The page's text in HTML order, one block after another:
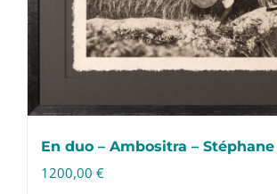
En duo – Ambositra – Stéphane
1200,00 €